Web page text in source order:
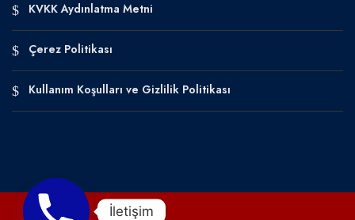
KVKK Aydınlatma Metni
Çerez Politikası
Kullanım Koşulları ve Gizlilik Politikası
İletişim